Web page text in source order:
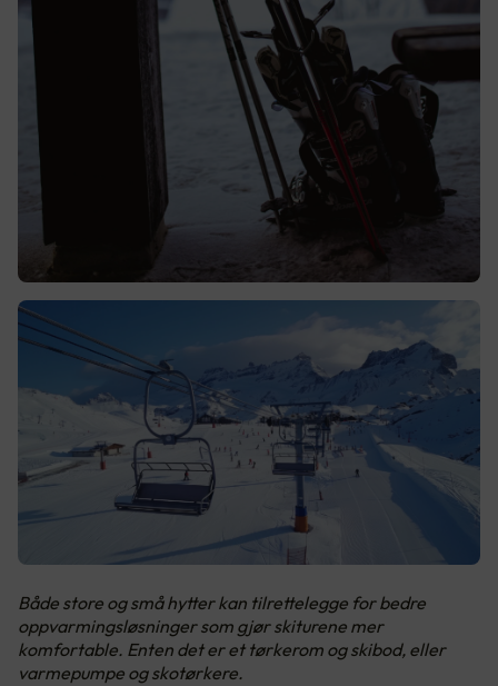
Både store og små hytter kan tilrettelegge for bedre
oppvarmingsløsninger som gjør skiturene mer
komfortable. Enten det er et tørkerom og skibod, eller
varmepumpe og skotørkere.